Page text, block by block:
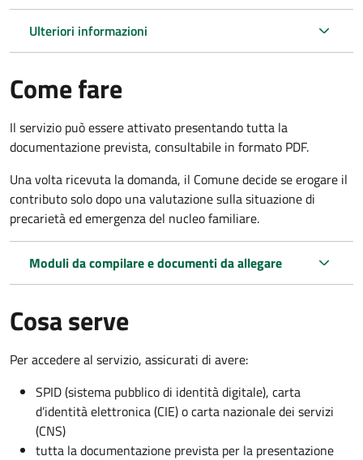
Ulteriori informazioni
Come fare
Il servizio può essere attivato presentando tutta la
documentazione prevista, consultabile in formato PDF.
Una volta ricevuta la domanda, il Comune decide se erogare il
contributo solo dopo una valutazione sulla situazione di
precarietà ed emergenza del nucleo familiare.
Moduli da compilare e documenti da allegare
Cosa serve
Per accedere al servizio, assicurati di avere:
SPID (sistema pubblico di identità digitale), carta
d’identità elettronica (CIE) o carta nazionale dei servizi
(CNS)
tutta la documentazione prevista per la presentazione